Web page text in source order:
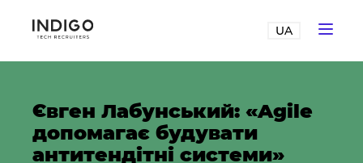
UA
Євген Лабунський: «Agile
допомагає будувати
антитендітні системи»